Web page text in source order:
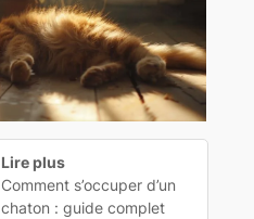
Lire plus
Comment s’occuper d’un
chaton : guide complet